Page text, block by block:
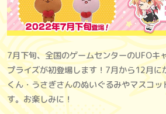
7月下旬、全国のゲームセンターのUFOキ
プライズが初登場します！7月から12月に
くん・うさぎさんのぬいぐるみやマスコ
す。お楽しみに！